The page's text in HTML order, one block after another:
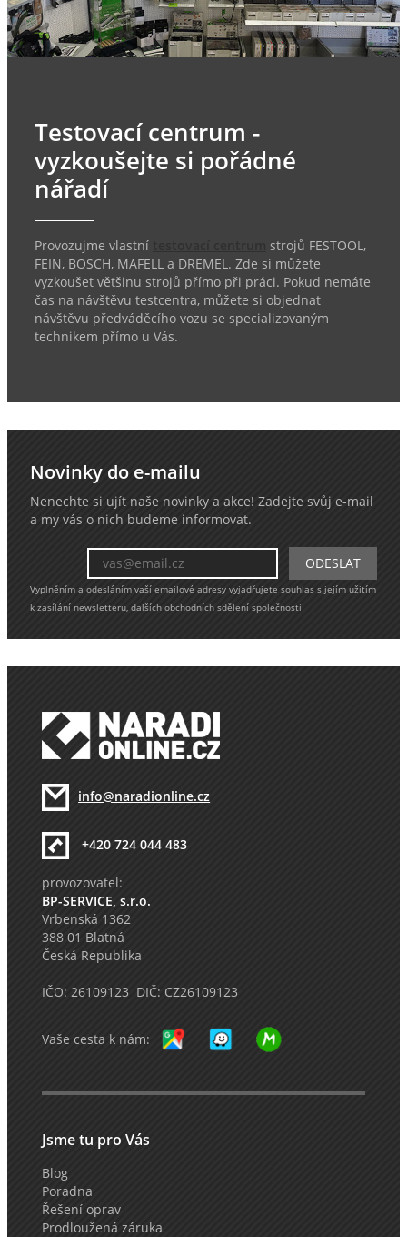
Testovací centrum -
vyzkoušejte si pořádné
nářadí
Provozujme vlastní
strojů FESTOOL,
FEIN, BOSCH, MAFELL a DREMEL. Zde si můžete
vyzkoušet většinu strojů přímo při práci. Pokud nemáte
čas na návštěvu testcentra, můžete si objednat
návštěvu předváděcího vozu se specializovaným
technikem přímo u Vás.
Novinky do e-mailu
Nenechte si ujít naše novinky a akce! Zadejte svůj e-mail
a my vás o nich budeme informovat.
Vyplněním a odesláním vaší emailové adresy vyjadřujete souhlas s jejím užitím
k zasílání newsletteru, dalších obchodních sdělení společnosti
info@naradionline.cz
+420 724 044 483
provozovatel:
BP-SERVICE, s.r.o.
Vrbenská 1362
388 01 Blatná
Česká Republika
IČO: 26109123 DIČ: CZ26109123
Vaše cesta k nám:
Jsme tu pro Vás
Blog
Poradna
Řešení oprav
Prodloužená záruka